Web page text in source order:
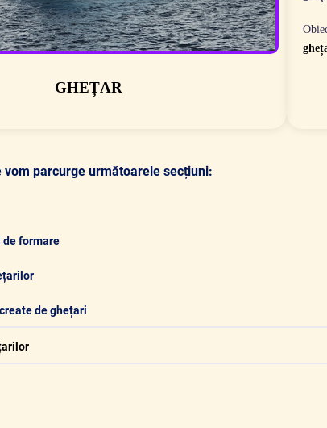
GHEȚAR
vom parcurge următoarele secțiuni:
formare
de ghețari